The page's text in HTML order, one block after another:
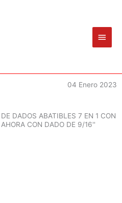
04 Enero 2023
DADOS ABATIBLES 7 EN 1 CON
CON DADO DE 9/16''